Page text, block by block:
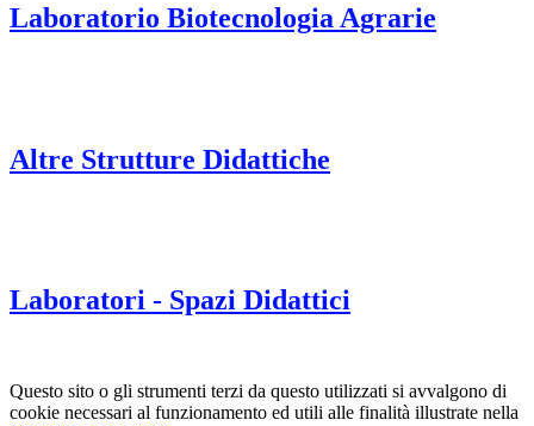
Laboratorio Biotecnologia Agrarie
Altre Strutture Didattiche
Laboratori - Spazi Didattici
Questo sito o gli strumenti terzi da questo utilizzati si avvalgono di
cookie necessari al funzionamento ed utili alle finalità illustrate nella